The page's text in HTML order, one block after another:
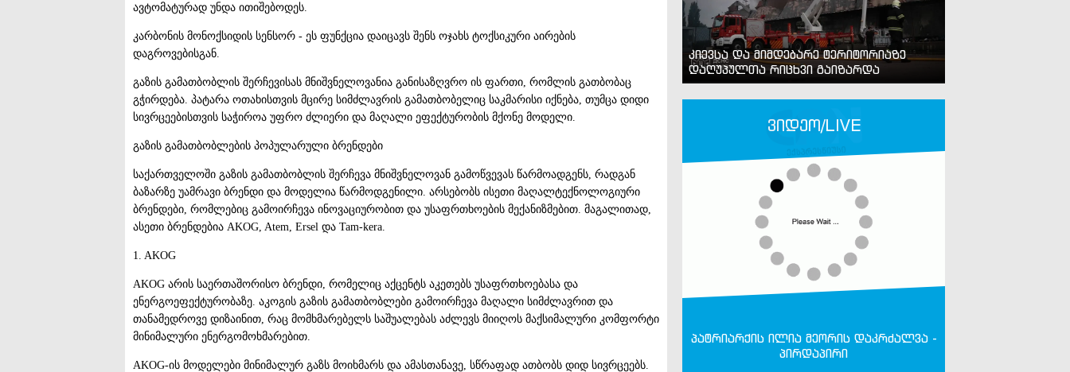
ავტომატურად უნდა ითიშებოდეს.
კარბონის მონოქსიდის სენსორ - ეს ფუნქცია დაიცავს შენს ოჯახს ტოქსიკური აირების
დაგროვებისგან.
გაზის გამათბობლის შერჩევისას მნიშვნელოვანია განისაზღვრო ის ფართი, რომლის გათბობაც
გჭირდება. პატარა ოთახისთვის მცირე სიმძლავრის გამათბობელიც საკმარისი იქნება, თუმცა დიდი
სივრცეებისთვის საჭიროა უფრო ძლიერი და მაღალი ეფექტურობის მქონე მოდელი.
გაზის გამათბობლების პოპულარული ბრენდები
საქართველოში გაზის გამათბობლის შერჩევა მნიშვნელოვან გამოწვევას წარმოადგენს, რადგან
ბაზარზე უამრავი ბრენდი და მოდელია წარმოდგენილი. არსებობს ისეთი მაღალტექნოლოგიური
ბრენდები, რომლებიც გამოირჩევა ინოვაციურობით და უსაფრთხოების მექანიზმებით. მაგალითად,
ასეთი ბრენდებია AKOG, Atem, Ersel და Tam-kera.
1. AKOG
AKOG არის საერთაშორისო ბრენდი, რომელიც აქცენტს აკეთებს უსაფრთხოებასა და
ენერგოეფექტურობაზე. აკოგის გაზის გამათბობლები გამოირჩევა მაღალი სიმძლავრით და
თანამედროვე დიზაინით, რაც მომხმარებელს საშუალებას აძლევს მიიღოს მაქსიმალური კომფორტი
მინიმალური ენერგომოხმარებით.
AKOG-ის მოდელები მინიმალურ გაზს მოიხმარს და ამასთანავე, სწრაფად ათბობს დიდ სივრცეებს.
კიევსა და მიმდებარე ტერიტორიაზე
დაღუპულთა რიცხვი გაიზარდა
ვიდეო/LIVE
პატრიარქის ილია მეორის დაკრძალვა -
პირდაპირი